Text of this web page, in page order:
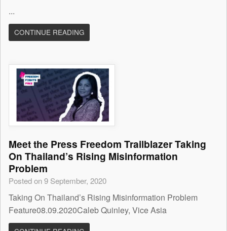
...
CONTINUE READING
Meet the Press Freedom Trailblazer Taking
On Thailand’s Rising Misinformation
Problem
Posted on 9 September, 2020
Taking On Thailand’s Rising Misinformation Problem
Feature08.09.2020Caleb Quinley, Vice Asia